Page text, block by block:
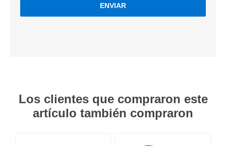
ENVIAR
Los clientes que compraron este
artículo también compraron